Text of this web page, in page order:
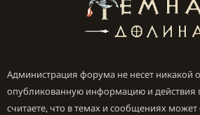
Администрация форума не несет никакой
опубликованную информацию и действия
считаете, что в темах и сообщениях может